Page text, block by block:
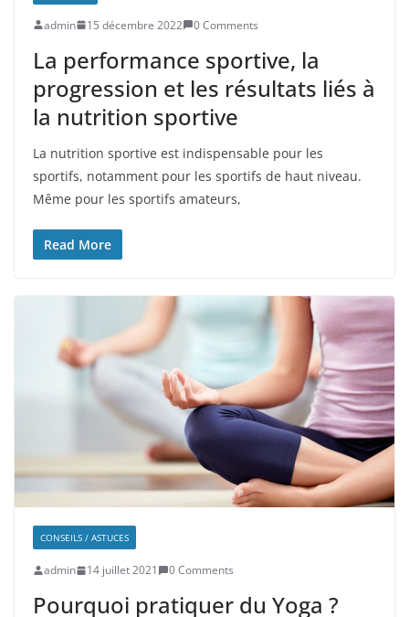
admin 15 décembre 2022 0 Comments
La performance sportive, la
progression et les résultats liés à
la nutrition sportive
La nutrition sportive est indispensable pour les
sportifs, notamment pour les sportifs de haut niveau.
Même pour les sportifs amateurs,
Read More
CONSEILS / ASTUCES
admin 14 juillet 2021 0 Comments
Pourquoi pratiquer du Yoga ?